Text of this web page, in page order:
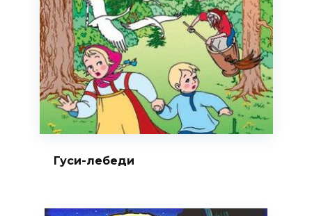
Гуси-лебеди